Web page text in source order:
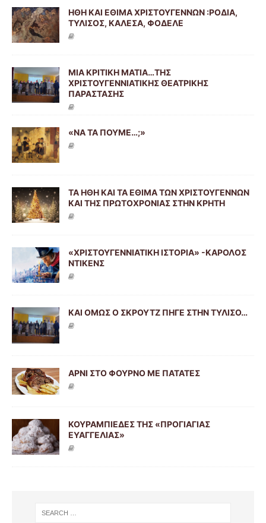
ΗΘΗ ΚΑΙ ΕΘΙΜΑ ΧΡΙΣΤΟΥΓΕΝΝΩΝ :ΡΟΔΙΑ,
ΤΥΛΙΣΟΣ, ΚΑΛΕΣΑ, ΦΟΔΕΛΕ
ΜΙΑ ΚΡΙΤΙΚΗ ΜΑΤΙΑ…ΤΗΣ
ΧΡΙΣΤΟΥΓΕΝΝΙΑΤΙΚΗΣ ΘΕΑΤΡΙΚΗΣ
ΠΑΡΑΣΤΑΣΗΣ
«ΝΑ ΤΑ ΠΟΥΜΕ…;»
ΤΑ ΗΘΗ ΚΑΙ ΤΑ ΕΘΙΜΑ ΤΩΝ ΧΡΙΣΤΟΥΓΕΝΝΩΝ
ΚΑΙ ΤΗΣ ΠΡΩΤΟΧΡΟΝΙΑΣ ΣΤΗΝ ΚΡΗΤΗ
«ΧΡΙΣΤΟΥΓΕΝΝΙΑΤΙΚΗ ΙΣΤΟΡΙΑ» -ΚΑΡΟΛΟΣ
ΝΤΙΚΕΝΣ
ΚΑΙ ΟΜΩΣ Ο ΣΚΡΟΥΤΖ ΠΗΓΕ ΣΤΗΝ ΤΥΛΙΣΟ…
ΑΡΝΙ ΣΤΟ ΦΟΥΡΝΟ ΜΕ ΠΑΤΑΤΕΣ
ΚΟΥΡΑΜΠΙΕΔΕΣ ΤΗΣ «ΠΡΟΓΙΑΓΙΑΣ
ΕΥΑΓΓΕΛΙΑΣ»